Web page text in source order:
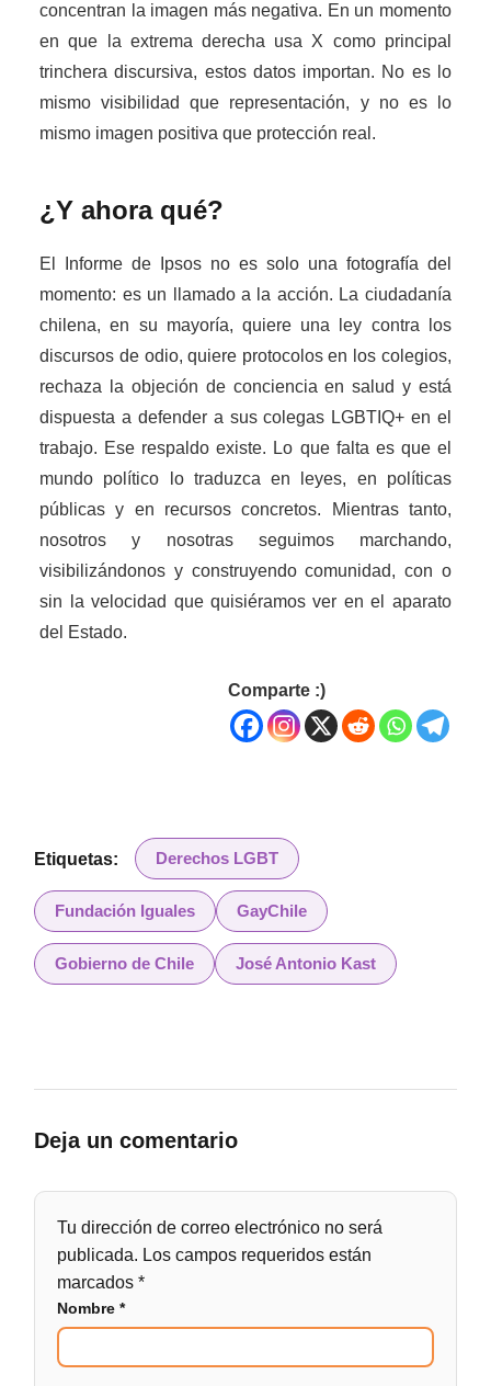
concentran la imagen más negativa. En un momento
en que la extrema derecha usa X como principal
trinchera discursiva, estos datos importan. No es lo
mismo visibilidad que representación, y no es lo
mismo imagen positiva que protección real.
¿Y ahora qué?
El Informe de Ipsos no es solo una fotografía del
momento: es un llamado a la acción. La ciudadanía
chilena, en su mayoría, quiere una ley contra los
discursos de odio, quiere protocolos en los colegios,
rechaza la objeción de conciencia en salud y está
dispuesta a defender a sus colegas LGBTIQ+ en el
trabajo. Ese respaldo existe. Lo que falta es que el
mundo político lo traduzca en leyes, en políticas
públicas y en recursos concretos. Mientras tanto,
nosotros y nosotras seguimos marchando,
visibilizándonos y construyendo comunidad, con o
sin la velocidad que quisiéramos ver en el aparato
del Estado.
Comparte :)
Etiquetas: Derechos LGBT
Fundación Iguales GayChile
Gobierno de Chile José Antonio Kast
Deja un comentario
Tu dirección de correo electrónico no será
publicada. Los campos requeridos están
marcados*
Nombre*